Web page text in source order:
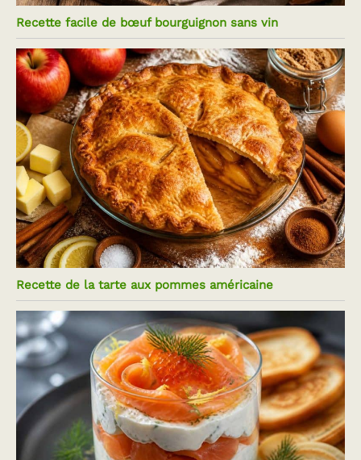
Recette facile de bœuf bourguignon sans vin
Recette de la tarte aux pommes américaine